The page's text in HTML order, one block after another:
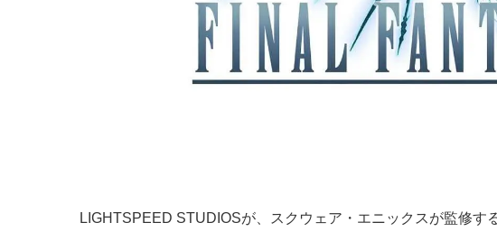
LIGHTSPEED STUDIOSが、スクウェア・エニックスが監修す